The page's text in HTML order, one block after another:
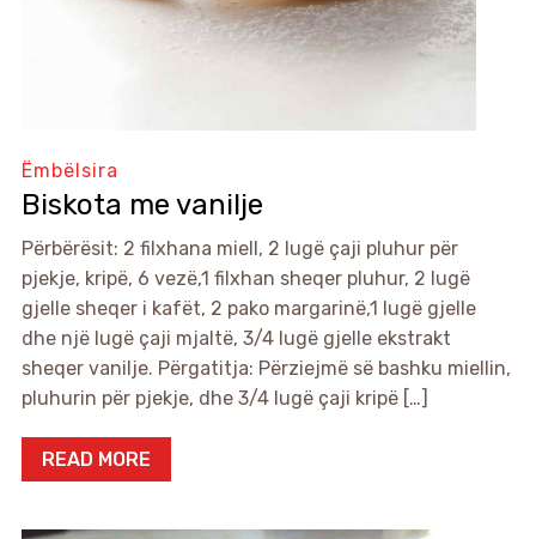
Ëmbëlsira
Biskota me vanilje
Përbërësit: 2 filxhana miell, 2 lugë çaji pluhur për
pjekje, kripë, 6 vezë,1 filxhan sheqer pluhur, 2 lugë
gjelle sheqer i kafët, 2 pako margarinë,1 lugë gjelle
dhe një lugë çaji mjaltë, 3/4 lugë gjelle ekstrakt
sheqer vanilje. Përgatitja: Përziejmë së bashku miellin,
pluhurin për pjekje, dhe 3/4 lugë çaji kripë […]
READ MORE